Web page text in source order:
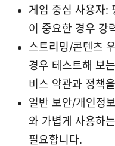
게임 중심 사용자:
이 중요한 경우 강
스트리밍/콘텐츠
경우 테스트해 보
비스 약관과 정책
일반 보안/개인정
와 가볍게 사용하
필요합니다.